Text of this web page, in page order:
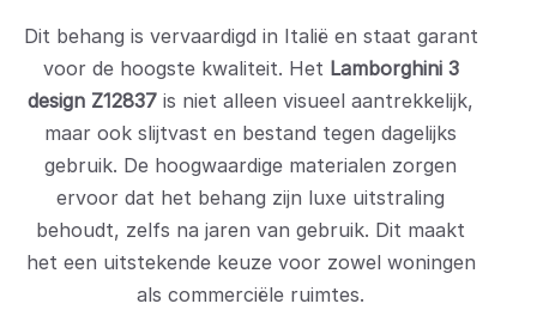
Dit behang is vervaardigd in Italië en staat garant
voor de hoogste kwaliteit. Het Lamborghini 3
design Z12837 is niet alleen visueel aantrekkelijk,
maar ook slijtvast en bestand tegen dagelijks
gebruik. De hoogwaardige materialen zorgen
ervoor dat het behang zijn luxe uitstraling
behoudt, zelfs na jaren van gebruik. Dit maakt
het een uitstekende keuze voor zowel woningen
als commerciële ruimtes.